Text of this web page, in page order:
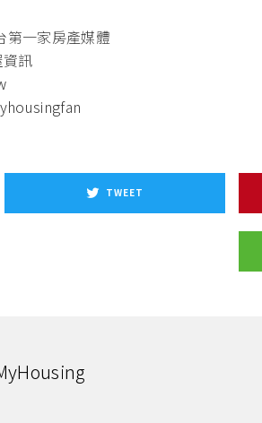
第一家房產媒體
訊
TWEET